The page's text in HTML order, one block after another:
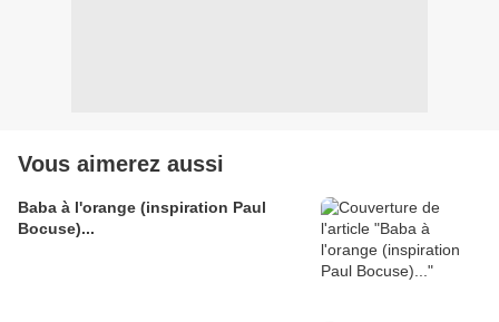
Vous aimerez aussi
Baba à l'orange (inspiration Paul
Bocuse)...